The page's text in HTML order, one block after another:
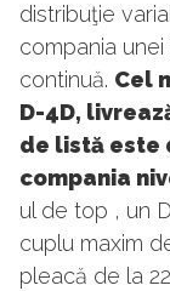
distribuţie
compania
continuă. Cel
D-4D,
de listă este
compania
ul de top , un
cuplu maxim
pleacă de la